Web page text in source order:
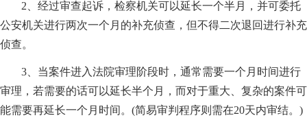
2、经过审查起诉，检察机关可以延长一个半月，并可委托
公安机关进行两次一个月的补充侦查，但不得二次退回进行补充
侦查。
3、当案件进入法院审理阶段时，通常需要一个月时间进行
审理，若需要的话可以延长半个月，而对于重大、复杂的案件可
能需要再延长一个月时间。(简易审判程序则需在20天内审结。)